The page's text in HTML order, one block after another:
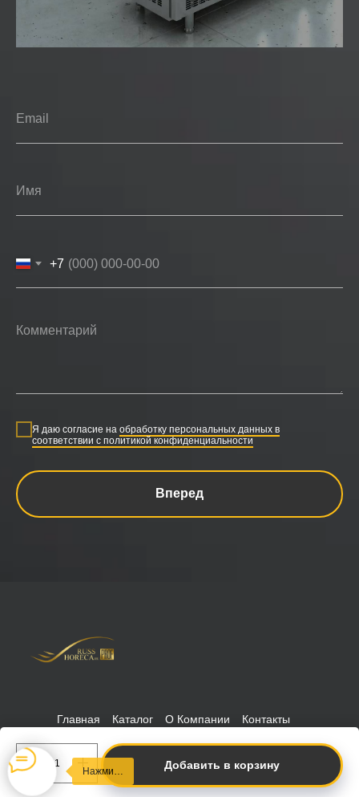
Добавить в корзину
Нажми…
+7
Я даю согласие на обработку персональных данных в
соответствии с политикой конфиденциальности
Вперед
Главная Каталог О Компании
Контакты
Политика конфиденциальности
РуссХорека © 2026 Russhoreca